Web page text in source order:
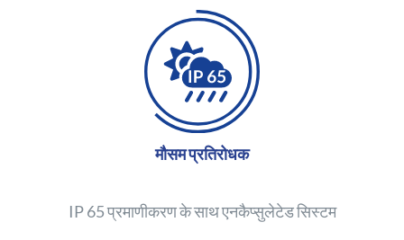
मौसम प्रतिरोधक
IP 65 प्रमाणीकरण के साथ एनकैप्सुलेटेड सिस्टम